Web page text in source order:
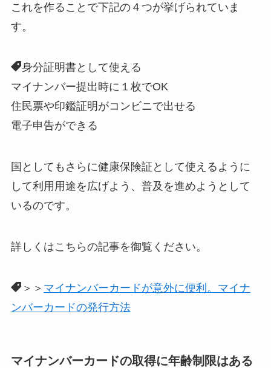
これを作ることで下記の４つが挙げられていま
す。
身分証明書として使える
マイナンバー提出時に１枚でOK
住民票や印鑑証明がコンビニで出せる
電子申告ができる
国としてもさらに健康保険証として使えるように
して利用用途を広げよう、普及を進めようとして
いるのです。
詳しくはこちらの記事を御覧ください。
＞＞ マイナンバーカードが意外に便利。マイナ
ンバーカードの発行方法
マイナンバーカードの取得に年齢制限はある